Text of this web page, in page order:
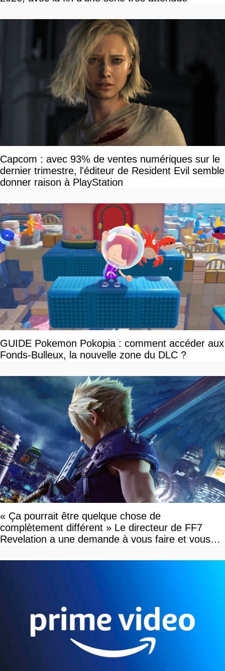
Capcom : avec 93% de ventes numériques sur le
dernier trimestre, l'éditeur de Resident Evil semble
donner raison à PlayStation
GUIDE Pokemon Pokopia : comment accéder aux
Fonds-Bulleux, la nouvelle zone du DLC ?
« Ça pourrait être quelque chose de
complètement différent » Le directeur de FF7
Revelation a une demande à vous faire et vous